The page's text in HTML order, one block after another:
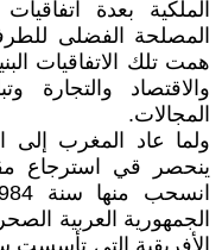
الملكية بعدة
المصلحة الفضلى
همت تلك الاتفاقيات
والاقتصاد
المجالات.
ولما عاد المغرب إلى
ينحصر قي استرجاع
الجمهورية العربية